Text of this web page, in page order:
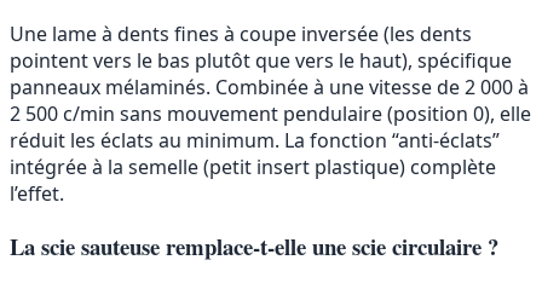
Une lame à dents fines à coupe inversée (les dents
pointent vers le bas plutôt que vers le haut), spécifique
panneaux mélaminés. Combinée à une vitesse de 2 000 à
2 500 c/min sans mouvement pendulaire (position 0), elle
réduit les éclats au minimum. La fonction “anti-éclats”
intégrée à la semelle (petit insert plastique) complète
l’effet.
La scie sauteuse remplace-t-elle une scie circulaire ?